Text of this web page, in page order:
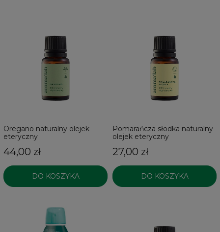
Oregano naturalny olejek
eteryczny
44,00 zł
DO KOSZYKA
Pomarańcza słodka naturalny
olejek eteryczny
27,00 zł
DO KOSZYKA